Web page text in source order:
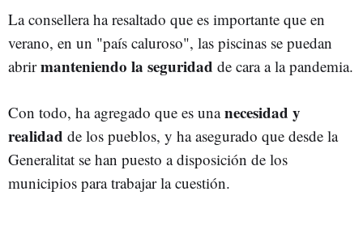
La consellera ha resaltado que es importante que en
verano, en un "país caluroso", las piscinas se puedan
abrirmanteniendo la seguridad de cara a la pandemia.
Con todo, ha agregado que es unanecesidad y
realidad de los pueblos, y ha asegurado que desde la
Generalitat se han puesto a disposición de los
municipios para trabajar la cuestión.